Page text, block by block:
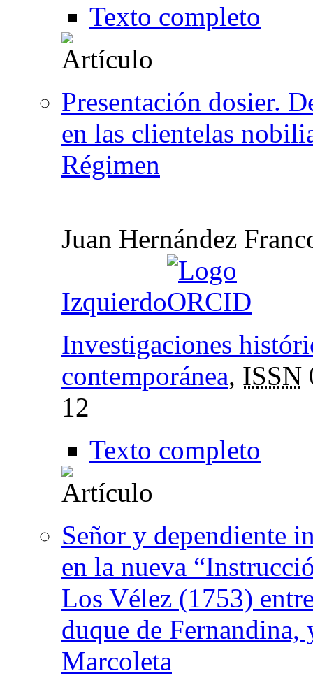
Texto completo
Presentación dosier.
en las clientelas
Régimen
Juan Hernández
Izquierdo
Investigaciones
contemporánea, ISSN
12
Texto completo
Señor y dependiente
en la nueva
Los Vélez (1753)
duque de
Marcoleta